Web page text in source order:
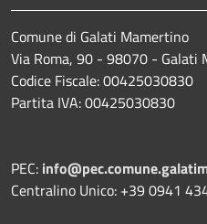
Comune di Galati Mamertino
Via Roma, 90 - 98070 - Galati
Codice Fiscale: 00425030830
Partita IVA: 00425030830
PEC:
Centralino Unico: +39 0941